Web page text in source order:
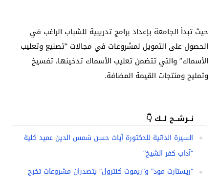
حيث تبدأ الجامعة بإعداد برامج تدريبية للشباب الراغب في
الحصول على التمويل لمشروعات في مجالات “تصنيع وتعليب
الأسماك” والتي تتضمن تعليب الأسماك تدخينها، تفسيخ
وتمليح ومنتجات القيمة المضافة.
نــرشــح لــك 👇
السيرة الذاتية للدكتورة آيات حسن شمس الدين عميد كلية
“آداب كفر الشيخ”
“ريستارت مود” و”ريموت كنترول” يتصدران مشروعات تخرج